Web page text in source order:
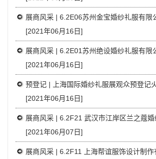
展商风采 | 6.2E06苏州金宝婚纱礼服有限
[2021年06月16日]
[2021年06月16日]
预登记 | 上海国际婚纱礼服展观众预登记
[2021年06月16日]
展商风采 | 6.2F21 武汉市江岸区兰之蔻
[2021年06月07日]
展商风采 | 6.2F11 上海帮谊服饰设计制作